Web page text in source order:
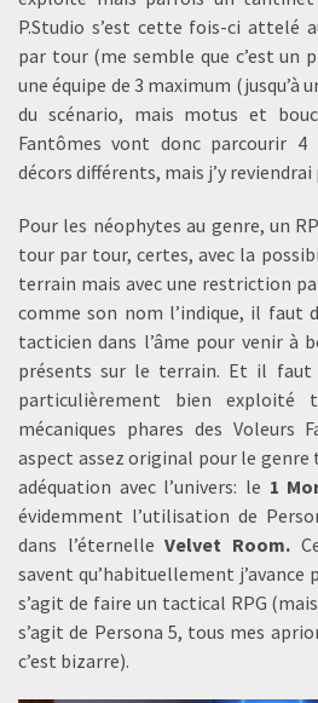
P.Studio s’est cette fois-ci attelé
par tour (me semble que c’est un
une équipe de 3 maximum (jusqu’à
du scénario, mais motus et
Fantômes vont donc parcourir
décors différents, mais j’y
Pour les néophytes au genre, un
tour par tour, certes, avec la
terrain mais avec une restriction
comme son nom l’indique, il faut
tacticien dans l’âme pour venir à
présents sur le terrain. Et il faut
particulièrement bien exploité
mécaniques phares des Voleurs
aspect assez original pour le
adéquation avec l’univers: le 1
évidemment l’utilisation de
dans l’éternelle Velvet Room.
savent qu’habituellement
s’agit de faire un tactical RPG
s’agit de Persona 5, tous mes
c’est bizarre).